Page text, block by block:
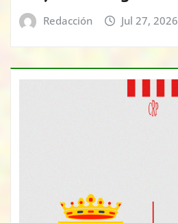
Redacción Jul 27, 2026